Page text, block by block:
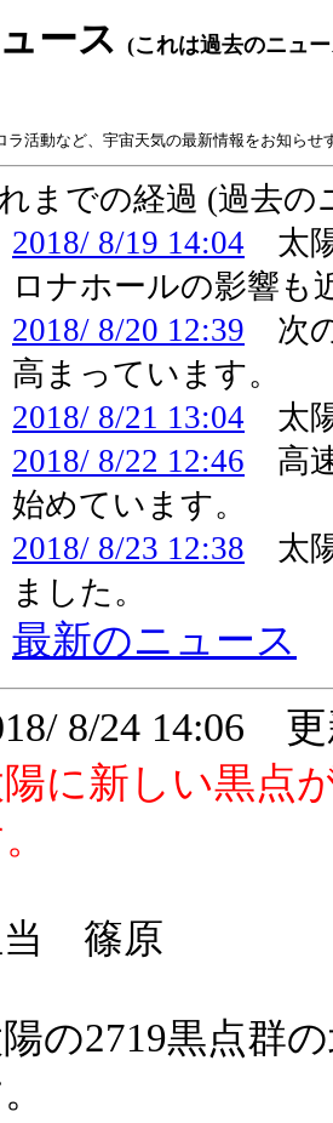
ース (これは過去のニュ
ラ活動など、宇宙天気の最新情報をお知らせ
までの経過 (過去
2018/ 8/19 14:04 太
ロナホールの影響も
2018/ 8/20 12:39 次
高まっています。
2018/ 8/21 13:04 太
2018/ 8/22 12:46 高
始めています。
2018/ 8/23 12:38 太
ました。
最新のニュース
8/24 14:06
に新しい黒点
当 篠原
の2719黒点群